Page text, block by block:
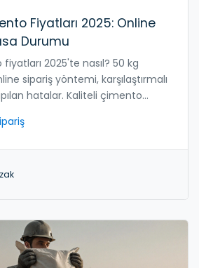
Fiyatları 2025: Online
Durumu
2025'te nasıl? 50 kg
sipariş yöntemi, karşılaştırmalı
hatalar. Kaliteli çimento